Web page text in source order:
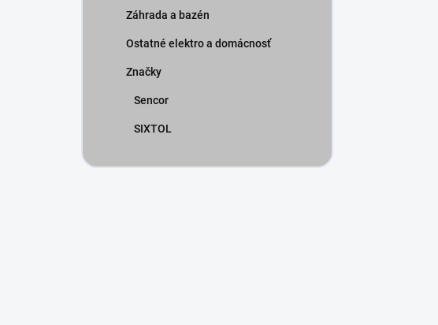
Záhrada a bazén
Ostatné elektro a domácnosť
Značky
Sencor
SIXTOL